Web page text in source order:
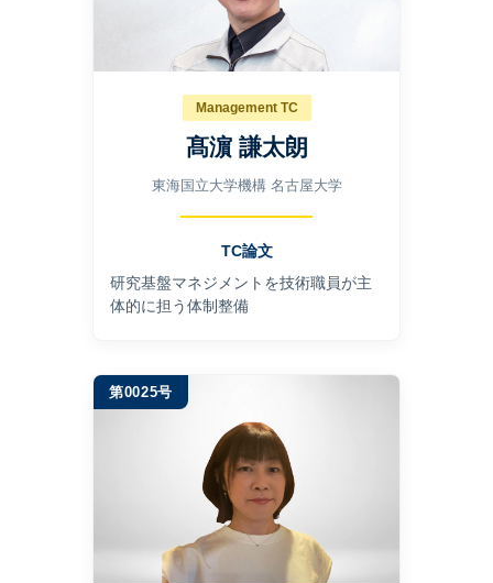
Management TC
髙濵 謙太朗
東海国立大学機構 名古屋大学
TC論文
研究基盤マネジメントを技術職員が主
体的に担う体制整備
第0025号